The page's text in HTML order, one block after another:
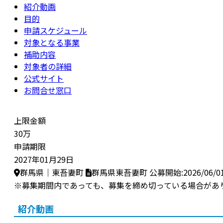
紹介動画
目的
申請スケジュール
対象となる事業
補助内容
対象者の詳細
公式サイト
お問合せ窓口
上限金額
30万
申請期限
2027年01月29日
群馬県｜東吾妻町
群馬県東吾妻町 公募開始:2026/06/
※募集期間内であっても、募集を締め切っている場合があ
紹介動画